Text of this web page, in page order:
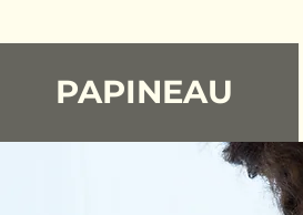
PAPINEAU